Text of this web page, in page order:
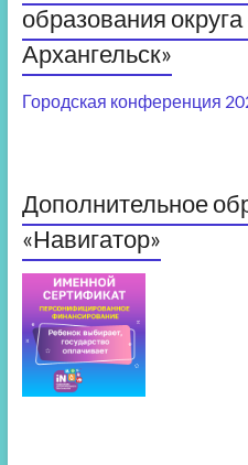
образования
Архангельск»
Городская конференция
Дополнительное
«Навигатор»